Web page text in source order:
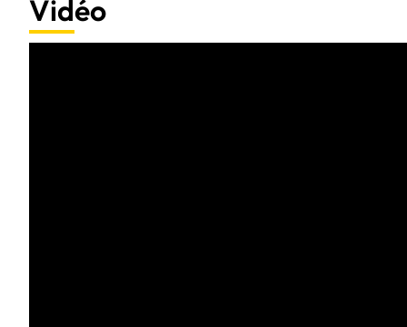
Liste d'avantages :
Performance exceptionnelle pour une productivité accrue
Vidéo